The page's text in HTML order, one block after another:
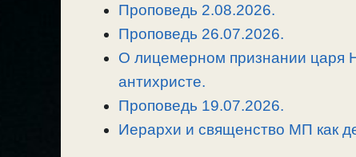
a
m
o
o
k
в
и
т
Проповедь 2.08.2026.
Проповедь 26.07.2026.
О лицемерном признании царя
антихристе.
Проповедь 19.07.2026.
Иерархи и священство МП как